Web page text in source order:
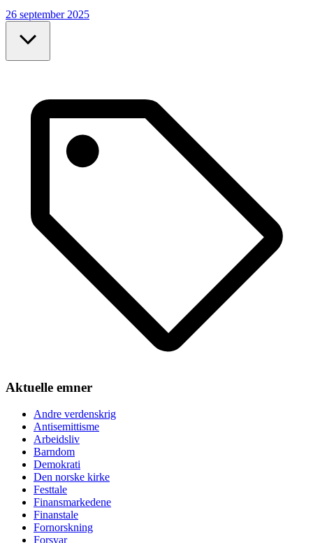
26 september 2025
Aktuelle emner
Andre verdenskrig
Antisemittisme
Arbeidsliv
Barndom
Demokrati
Den norske kirke
Festtale
Finansmarkedene
Finanstale
Fornorskning
Forsvar